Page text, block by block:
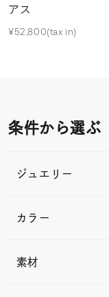
アス
¥52,800(tax in)
条件から選ぶ
ジュエリー
カラー
素材